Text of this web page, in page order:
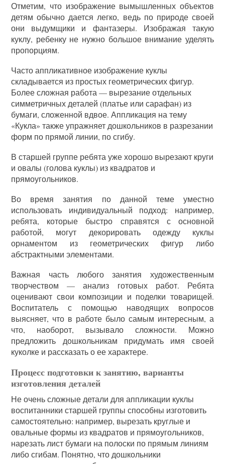
Отметим, что изображение вымышленных объектов
детям обычно дается легко, ведь по природе своей
они выдумщики и фантазеры. Изображая такую
куклу, ребенку не нужно большое внимание уделять
пропорциям.
Часто аппликативное изображение куклы
складывается из простых геометрических фигур.
Более сложная работа — вырезание отдельных
симметричных деталей (платье или сарафан) из
бумаги, сложенной вдвое. Аппликация на тему
«Кукла» также упражняет дошкольников в разрезании
форм по прямой линии, по сгибу.
В старшей группе ребята уже хорошо вырезают круги
и овалы (голова куклы) из квадратов и
прямоугольников.
Во время занятия по данной теме уместно
использовать индивидуальный подход: например,
ребята, которые быстро справятся с основной
работой, могут декорировать одежду куклы
орнаментом из геометрических фигур либо
абстрактными элементами.
Важная часть любого занятия художественным
творчеством — анализ готовых работ. Ребята
оценивают свои композиции и поделки товарищей.
Воспитатель с помощью наводящих вопросов
выясняет, что в работе было самым интересным, а
что, наоборот, вызывало сложности. Можно
предложить дошкольникам придумать имя своей
куколке и рассказать о ее характере.
Процесс подготовки к занятию, варианты
изготовления деталей
Не очень сложные детали для аппликации куклы
воспитанники старшей группы способны изготовить
самостоятельно: например, вырезать круглые и
овальные формы из квадратов и прямоугольников,
нарезать лист бумаги на полоски по прямым линиям
либо сгибам. Понятно, что дошкольники